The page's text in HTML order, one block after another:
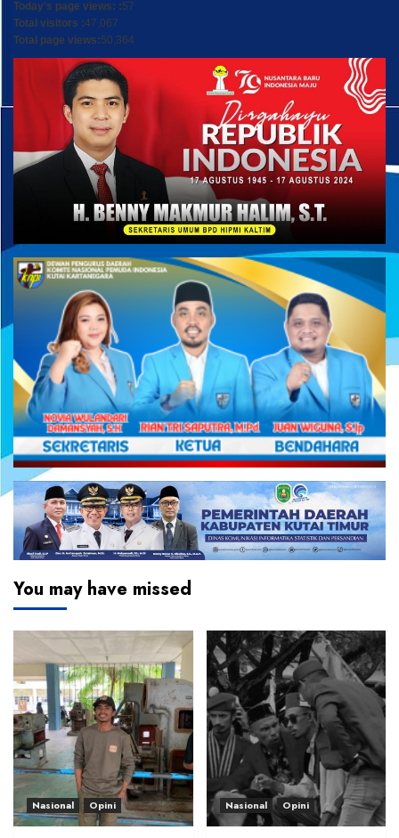
Today's page views: :57
Total visitors :47,067
Total page views:50,364
You may have missed
Nasional Opini Nasional Opini